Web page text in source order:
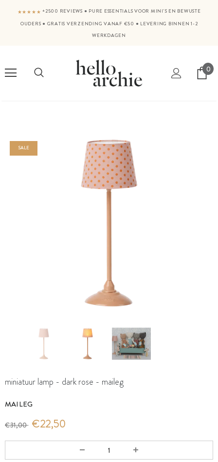
★★★★★ +2500 REVIEWS ● PURE ESSENTIALS VOOR MINI'S EN BEWUSTE
OUDERS ● GRATIS VERZENDING VANAF €50 ● LEVERING BINNEN 1-2
WERKDAGEN
0
SALE
miniatuur lamp - dark rose - maileg
MAILEG
€31,00 €22,50